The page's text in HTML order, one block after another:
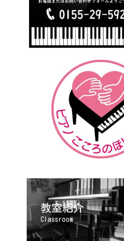
教室紹介
Classroom